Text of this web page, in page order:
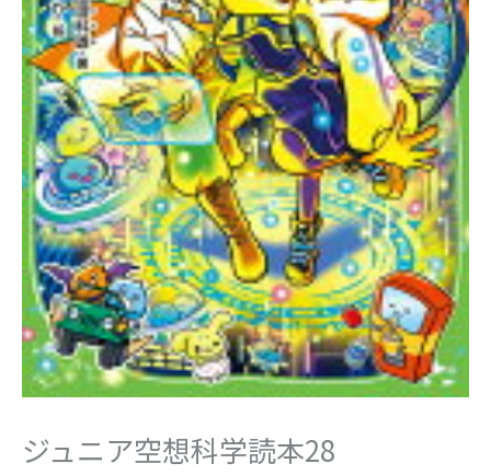
ジュニア空想科学読本28